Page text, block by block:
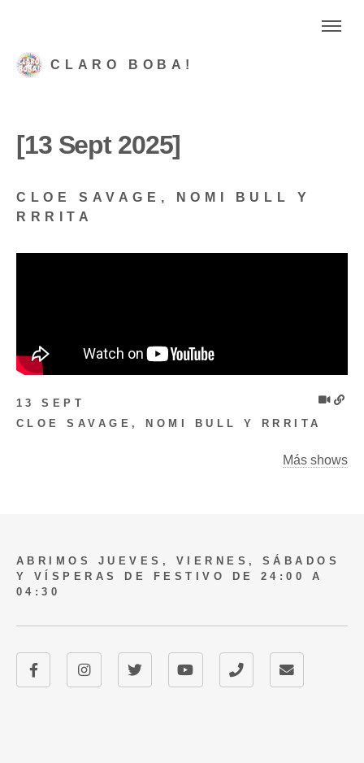
CLARO BOBA!
[13 Sept 2025]
CLOE SAVAGE, NOMI BULL Y
RRRITA
13 SEPT
CLOE SAVAGE, NOMI BULL Y RRRITA
Más shows
ABRIMOS JUEVES, VIERNES, SÁBADOS
Y VÍSPERAS DE FESTIVO DE 24:00 A
04:30